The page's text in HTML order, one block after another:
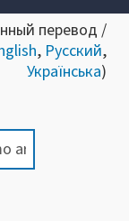
перевод /
, Русский,
Українська)